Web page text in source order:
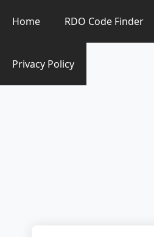
Zonal Value Finder PH
Home RDO Code Finder
Privacy Policy